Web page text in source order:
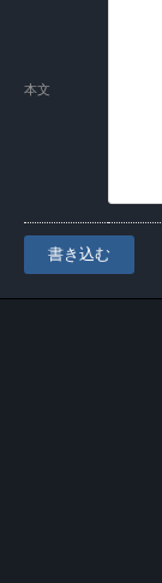
本文
書き込む